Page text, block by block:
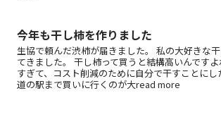
今年も干し柿を作りました
生協で頼んだ渋柿が届きました。 私の大好きな
てきました。 干し柿って買うと結構高いんです
すぎて、コスト削減のために自分で干すことにし
道の駅まで買いに行くのが大read more